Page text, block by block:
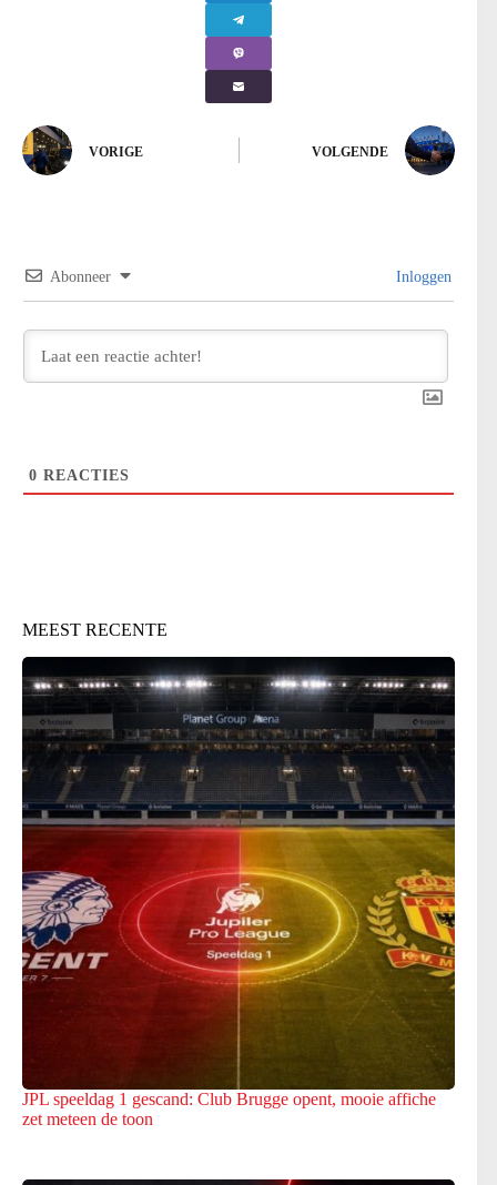
VORIGE VOLGENDE
Abonneer Inloggen
0 REACTIES
MEEST RECENTE
JPL speeldag 1 gescand: Club Brugge opent, mooie affiche
zet meteen de toon